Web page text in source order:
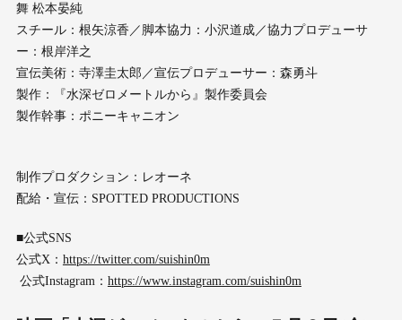
舞 松本晏純
スチール：根矢涼香／脚本協力：小沢道成／協力プロデューサ
ー：根岸洋之
宣伝美術：寺澤圭太郎／宣伝プロデューサー：森勇斗
製作：『水深ゼロメートルから』製作委員会
製作幹事：ポニーキャニオン
制作プロダクション：レオーネ
配給・宣伝：SPOTTED PRODUCTIONS
■公式SNS
公式X： https://twitter.com/suishin0m
公式Instagram： https://www.instagram.com/suishin0m